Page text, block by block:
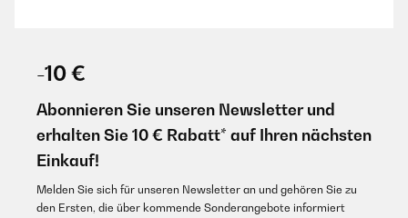
-10 €
Abonnieren Sie unseren Newsletter und
erhalten Sie 10 € Rabatt* auf Ihren nächsten
Einkauf!
Melden Sie sich für unseren Newsletter an und gehören Sie zu
den Ersten, die über kommende Sonderangebote informiert